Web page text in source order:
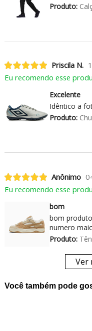
Produto:
Priscila N.
Eu recomendo esse
Excelente
Idêntico a
Produto:
Anônimo
Eu recomendo esse
bom
bom
numero
Produto:
Ver
Você também pode